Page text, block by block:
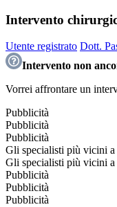
Intervento
Utente registrato Dott.
Intervento non
Vorrei affrontare un
Pubblicità
Pubblicità
Pubblicità
Gli specialisti più vicini
Gli specialisti più vicini
Pubblicità
Pubblicità
Pubblicità